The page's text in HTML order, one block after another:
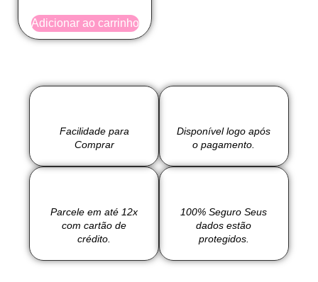
Adicionar ao carrinho
Facilidade para
Comprar
Disponível logo após
o pagamento.
Parcele em até 12x
com cartão de
crédito.
100% Seguro Seus
dados estão
protegidos.